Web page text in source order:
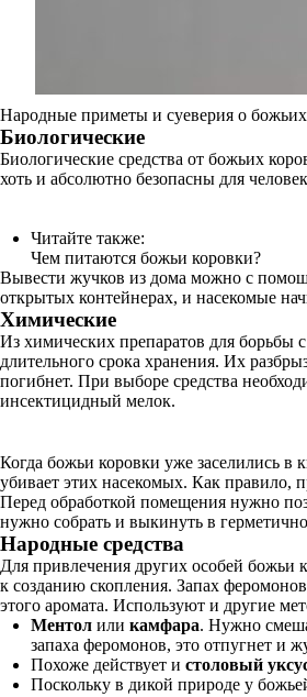
Народные приметы и суеверия о
Биологические
Биологические средства от божьих
хоть и абсолютно безопасны для
Читайте также:
Чем питаются божьи коровки?
Вывести жучков из дома можно с
открытых контейнерах, и насекомые
Химические
Из химических препаратов для борьбы
длительного срока хранения. Их
погибнет. При выборе средства
инсектицидный мелок.
Когда божьи коровки уже заселились в
убивает этих насекомых. Как правило,
Перед обработкой помещения нужно
нужно собрать и выкинуть в
Народные средства
Для привлечения других особей божьи
к созданию скопления. Запах
этого аромата. Используют и другие
Ментол или камфара. Нужно
запаха феромонов, это отпугнет и
Похоже действует и столовый
Поскольку в дикой природе у